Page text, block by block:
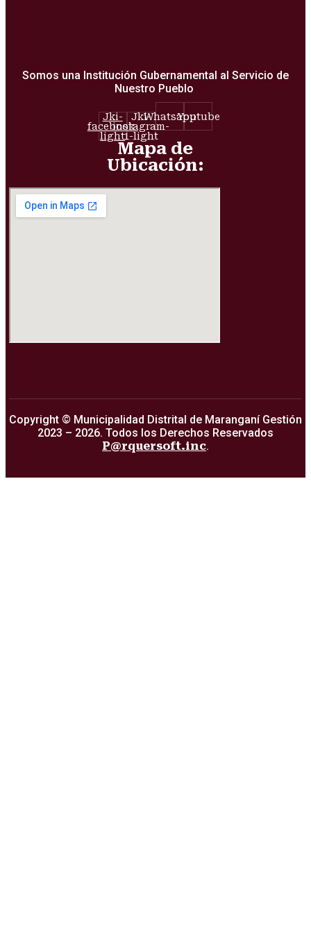
Somos una Institución Gubernamental al Servicio de
Nuestro Pueblo
Jki-
facebook-
light
Jki-
instagram-
1-light
WhatsappYoutube
Mapa de
Ubicación:
Copyright © Municipalidad Distrital de Maranganí Gestión
2023 – 2026. Todos los Derechos Reservados
P@rquersoft.inc.